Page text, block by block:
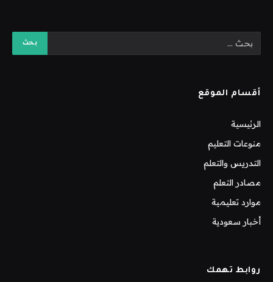
أقسام الموقع
الرئيسية
منوعات التعليم
التدريس والتعلم
مصادر التعلم
موارد تعليمية
أخبار سعودية
روابط تهمك